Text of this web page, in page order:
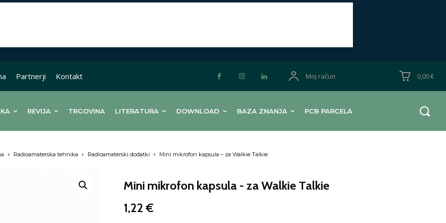
Partnerji Kontakt Moj račun 0,00 €
REVIJA TRGOVINA LITERATURA DOWNLOAD BAZA ZNANJA PCB PARCELA
Radioamaterska tehnika Radioamaterski dodatki Mini mikrofon kapsula – za Walkie Talkie
Mini mikrofon kapsula - za Walkie Talkie
1,22 €